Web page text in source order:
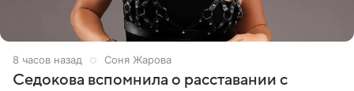
8 часов назад Соня Жарова
Седокова вспомнила о расставании с